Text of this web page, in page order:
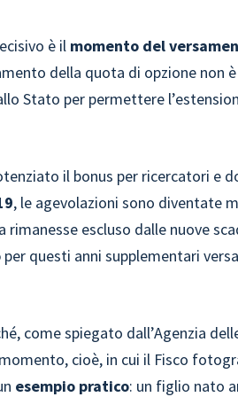
è il momento del
della quota di opzione non
Stato per permettere
il bonus per ricercatori e
, le agevolazioni sono diventate
escluso dalle nuove
per questi anni supplementari
come spiegato dall’Agenzia
cioè, in cui il Fisco
esempio pratico: un figlio nato